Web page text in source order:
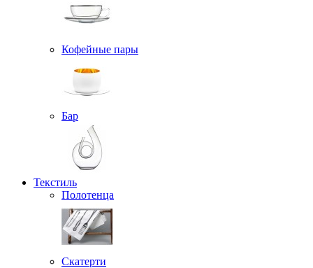
Кофейные пары
Бар
Текстиль
Полотенца
Скатерти